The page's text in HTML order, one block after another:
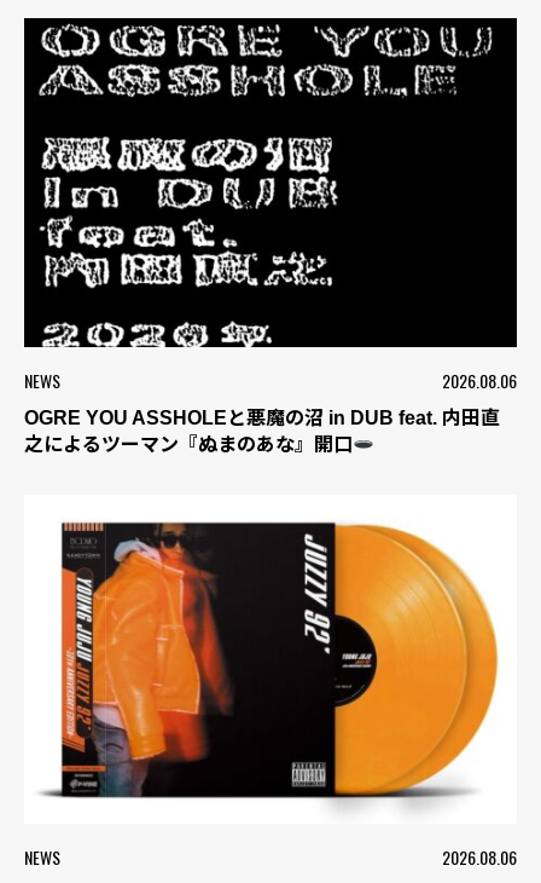
NEWS 2026.08.06
OGRE YOU ASSHOLEと悪魔の沼 in DUB feat. 内田直
之によるツーマン『ぬまのあな』開口
NEWS 2026.08.06